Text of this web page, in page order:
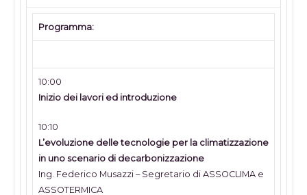
Programma:
10:00
Inizio dei lavori ed introduzione
10:10
L’evoluzione delle tecnologie per la climatizzazione
in uno scenario di decarbonizzazione
Ing. Federico Musazzi – Segretario di ASSOCLIMA e
ASSOTERMICA